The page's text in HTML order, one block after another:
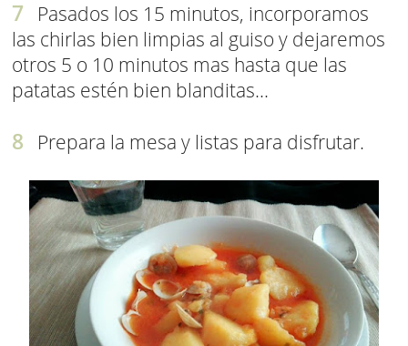
Pasados los 15 minutos, incorporamos
las chirlas bien limpias al guiso y dejaremos
otros 5 o 10 minutos mas hasta que las
patatas estén bien blanditas...
Prepara la mesa y listas para disfrutar.